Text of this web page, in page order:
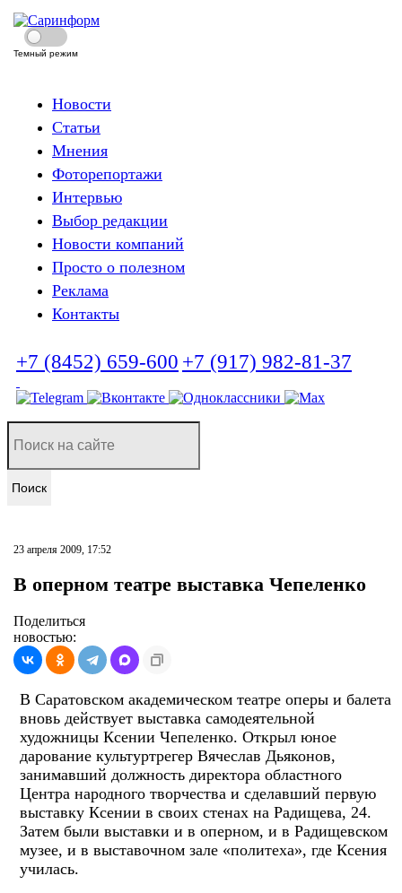
Темный режим
Новости
Статьи
Мнения
Фоторепортажи
Интервью
Выбор редакции
Новости компаний
Просто о полезном
Реклама
Контакты
+7 (8452) 659-600 +7 (917) 982-81-37
Поиск
23 апреля 2009, 17:52
В оперном театре выставка Чепеленко
Поделиться
новостью:
В Саратовском академическом театре оперы и балета
вновь действует выставка самодеятельной
художницы Ксении Чепеленко. Открыл юное
дарование культуртрегер Вячеслав Дьяконов,
занимавший должность директора областного
Центра народного творчества и сделавший первую
выставку Ксении в своих стенах на Радищева, 24.
Затем были выставки и в оперном, и в Радищевском
музее, и в выставочном зале «политеха», где Ксения
училась.